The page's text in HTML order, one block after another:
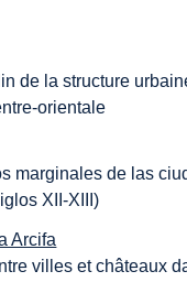
de la structure
orientale
marginales de las
XII-XIII)
Arcifa
villes et châteaux